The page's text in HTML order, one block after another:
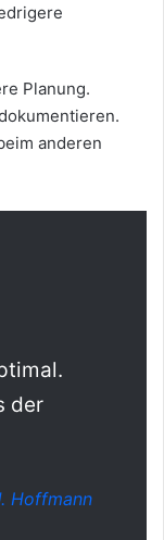
Planung.
anderen
der
Hoffmann